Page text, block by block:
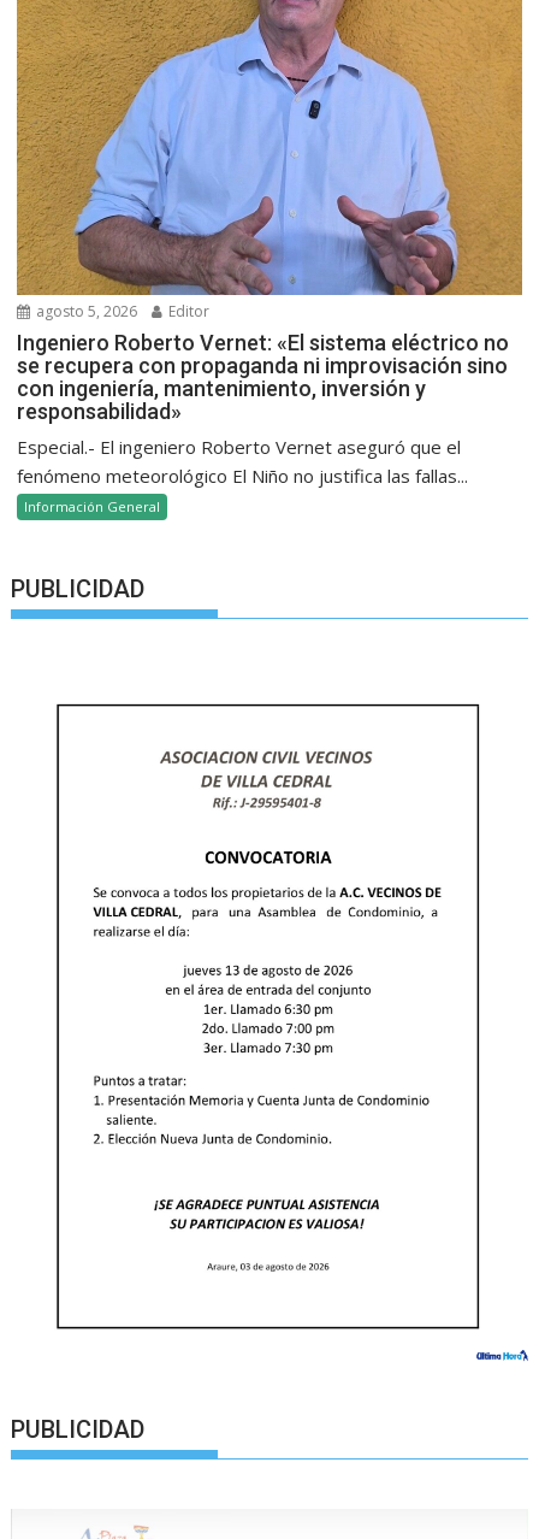
agosto 5, 2026 Editor
Ingeniero Roberto Vernet: «El sistema eléctrico no
se recupera con propaganda ni improvisación sino
con ingeniería, mantenimiento, inversión y
responsabilidad»
Especial.- El ingeniero Roberto Vernet aseguró que el
fenómeno meteorológico El Niño no justifica las fallas...
Información General
PUBLICIDAD
PUBLICIDAD